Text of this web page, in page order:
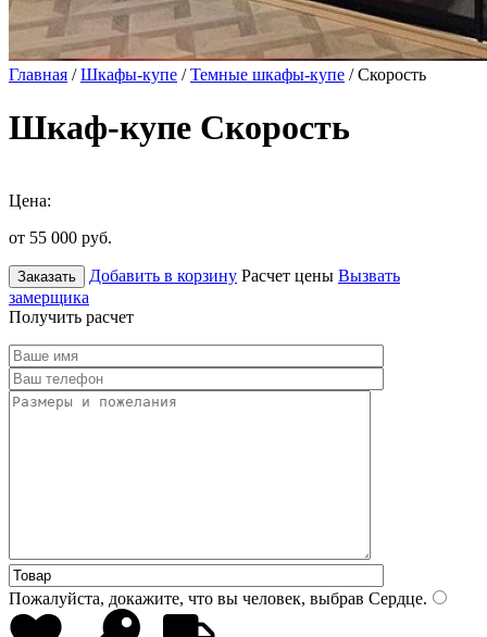
Главная /Шкафы-купе /Темные шкафы-купе / Скорость
Шкаф-купе Скорость
Цена:
от 55 000 руб.
Заказать Добавить в корзину Расчет цены Вызвать
замерщика
Получить расчет
Пожалуйста, докажите, что вы человек, выбрав Сердце.